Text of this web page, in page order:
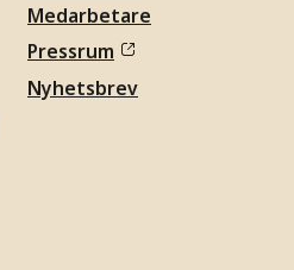
Medarbetare
Pressrum
Nyhetsbrev